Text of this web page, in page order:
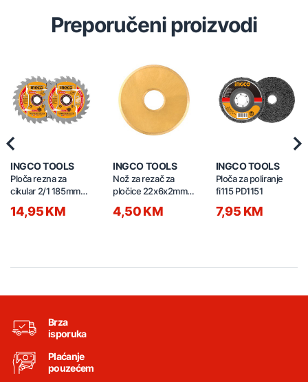
Preporučeni proizvodi
INGCO TOOLS
Ploča rezna za
cikular 2/1 185mm
14,95 KM
INGCO TOOLS
Nož za rezač za
pločice 22x6x2mm
4,50 KM
INGCO TOOLS
Ploča za poliranje
fi115 PD1151
7,95 KM
Brza
isporuka
Plaćanje
pouzećem